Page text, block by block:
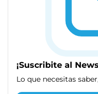
¡Suscribite al
Lo que necesitas